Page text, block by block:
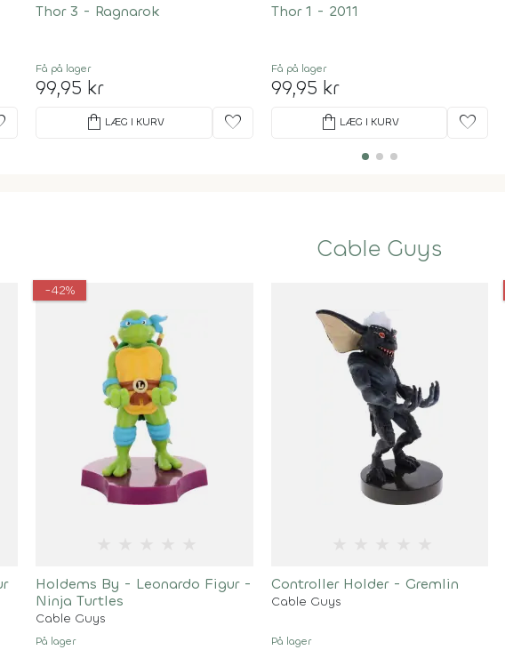
Thor 3 - Ragnarok
Få på lager
99,95 kr
shopping_bag LÆG I KURV favorite
Thor 1 - 2011
Få på lager
99,95 kr
shopping_bag LÆG I KURV favorite
Cable Guys
-42%
Holdems By - Leonardo Figur -
Ninja Turtles
Cable Guys
På lager
Controller Holder - Gremlin
Cable Guys
På lager